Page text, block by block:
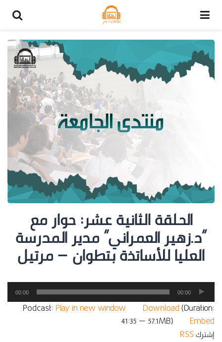
الحلقة الثانية عشر: حوار مع
“د.زهير العمراني” مدير المدرسة
العليا للأساتذة بتطوان – مرتيل
مشغل
الصوت
00:00
00:00
Podcast: Play in new window Download(Duration:
41:35 — 57.1MB) | Embed
إشتركRSS